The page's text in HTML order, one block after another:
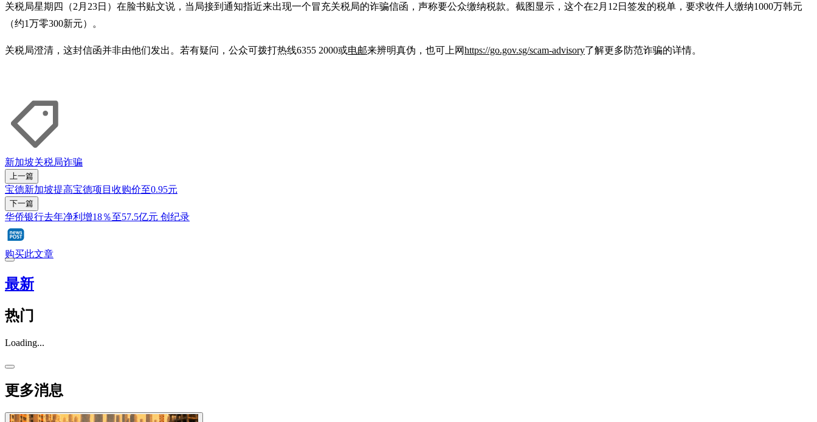
关税局星期四（2月23日）在脸书贴文说，当局接到通知指近来出现一个冒充关税局的诈骗信函，声称要公众缴纳税款。截图显示，这个在2月12日签发的税单，要求收件人缴纳1000万韩元
（约1万零300新元）。
关税局澄清，这封信函并非由他们发出。若有疑问，公众可拨打热线6355 2000或电邮来辨明真伪，也可上网https://go.gov.sg/scam-advisory了解更多防范诈骗的详情。
新加坡关税局诈骗
上一篇
宝德新加坡提高宝德项目收购价至0.95元
下一篇
华侨银行去年净利增18％至57.5亿元 创纪录
购买此文章
最新
热门
Loading...
更多消息